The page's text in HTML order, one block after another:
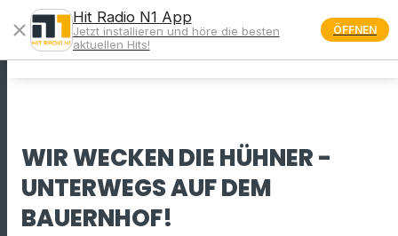
menu
WIR WECKEN DIE HÜHNER -
UNTERWEGS AUF DEM
BAUERNHOF!
close
Hit Radio N1 App
Jetzt installieren und höre die besten
aktuellen Hits!
ÖFFNEN